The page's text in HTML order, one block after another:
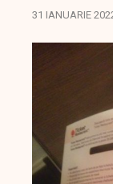
reguli noi,
31 IANUARIE